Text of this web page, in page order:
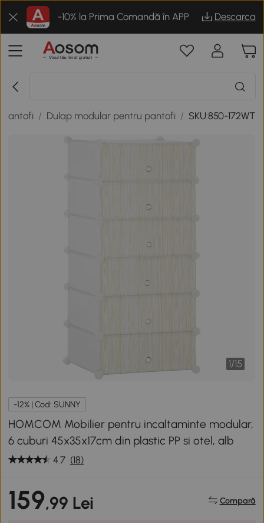
-10% la Prima Comandă în APP Descarca
pantofi / Dulap modular pentru pantofi / SKU:850-172WT
1/15
-12% | Cod: SUNNY
HOMCOM Mobilier pentru incaltaminte modular,
6 cuburi 45x35x17cm din plastic PP si otel, alb
4.7 (18)
159,99 Lei Compară